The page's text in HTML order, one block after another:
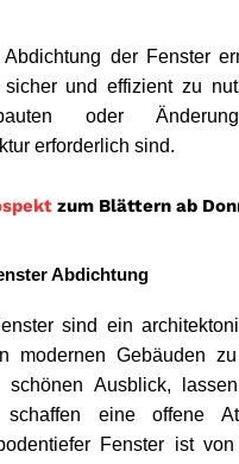
sicher und effizient zu
oder
erforderlich sind.
zum Blättern ab
Abdichtung
sind ein
modernen Gebäuden
schönen Ausblick,
eine offene
Fenster ist von